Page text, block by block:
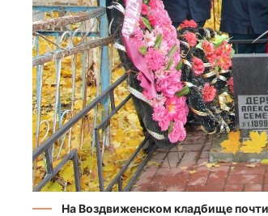
На Воздвиженском кладбище